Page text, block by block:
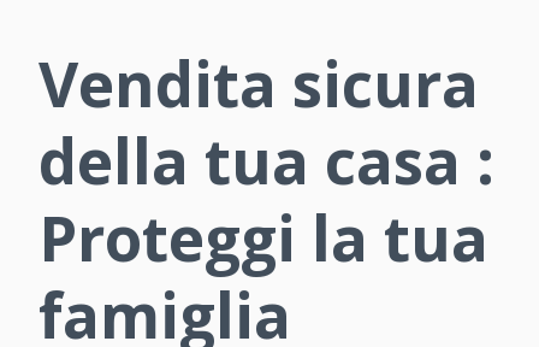
Vendita sicura
della tua casa :
Proteggi la tua
famiglia